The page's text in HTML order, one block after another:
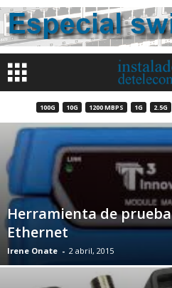
100G 10G 1200 MBPS 1G 2.5G
Herramienta de
Ethernet
Irene Onate - 2 abril, 2015